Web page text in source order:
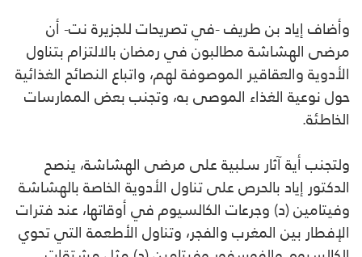
وأضاف إياد بن طريف -في تصريحات للجزيرة نت- أن
مرضى الهشاشة مطالبون في رمضان بالالتزام بتناول
الأدوية والعقاقير الموصوفة لهم، واتباع النصائح الغذائية
حول نوعية الغذاء الموصى به، وتجنب بعض الممارسات
الخاطئة.
ولتجنب أية آثار سلبية على مرضى الهشاشة، ينصح
الدكتور إياد بالحرص على تناول الأدوية الخاصة بالهشاشة
وفيتامين (د) وجرعات الكالسيوم في أوقاتها، عند فترات
الإفطار بين المغرب والفجر، وتناول الأطعمة التي تحوي